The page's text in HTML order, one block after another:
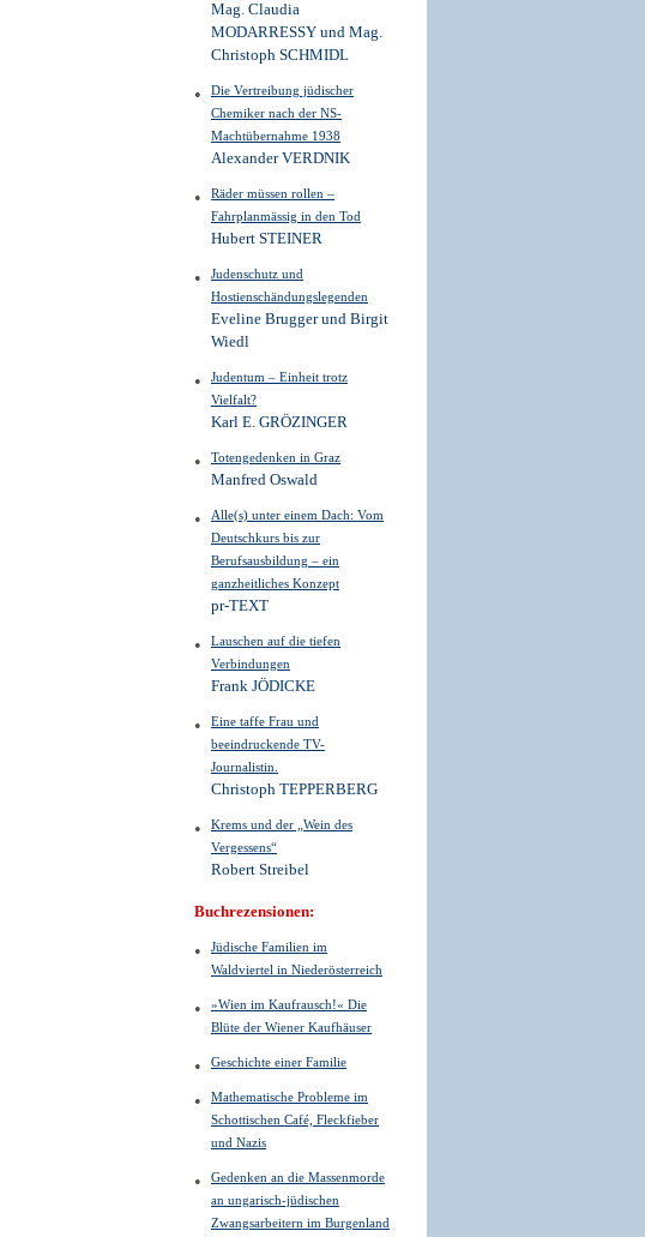
Mag. Claudia
MODARRESSY und Mag.
Christoph SCHMIDL
Die Vertreibung jüdischer
Chemiker nach der NS-
Machtübernahme 1938
Alexander VERDNIK
Räder müssen rollen –
Fahrplanmässig in den Tod
Hubert STEINER
Judenschutz und
Hostienschändungslegenden
Eveline Brugger und Birgit
Wiedl
Judentum – Einheit trotz
Vielfalt?
Karl E. GRÖZINGER
Totengedenken in Graz
Manfred Oswald
Alle(s) unter einem Dach: Vom
Deutschkurs bis zur
Berufsausbildung – ein
ganzheitliches Konzept
pr-TEXT
Lauschen auf die tiefen
Verbindungen
Frank JÖDICKE
Eine taffe Frau und
beeindruckende TV-
Journalistin.
Christoph TEPPERBERG
Krems und der „Wein des
Vergessens“
Robert Streibel
Buchrezensionen:
Jüdische Familien im
Waldviertel in Niederösterreich
»Wien im Kaufrausch!« Die
Blüte der Wiener Kaufhäuser
Geschichte einer Familie
Mathematische Probleme im
Schottischen Café, Fleckfieber
und Nazis
Gedenken an die Massenmorde
an ungarisch-jüdischen
Zwangsarbeitern im Burgenland